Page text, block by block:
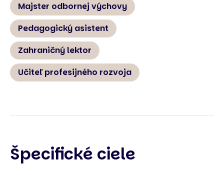
Majster odbornej výchovy
Pedagogický asistent
Zahraničný lektor
Učiteľ profesijného rozvoja
Špecifické ciele